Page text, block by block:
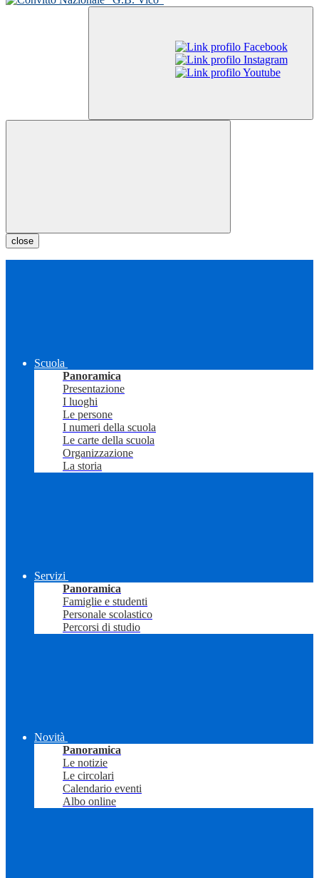
close
Scuola
Panoramica
Presentazione
I luoghi
Le persone
I numeri della scuola
Le carte della scuola
Organizzazione
La storia
Servizi
Panoramica
Famiglie e studenti
Personale scolastico
Percorsi di studio
Novità
Panoramica
Le notizie
Le circolari
Calendario eventi
Albo online